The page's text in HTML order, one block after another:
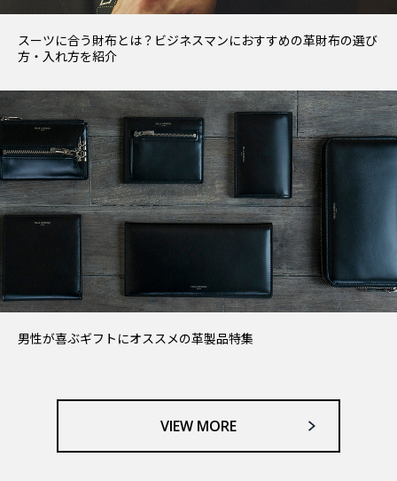
スーツに合う財布とは？ビジネスマンにおすすめの革財布の選び
方・入れ方を紹介
男性が喜ぶギフトにオススメの革製品特集
VIEW MORE